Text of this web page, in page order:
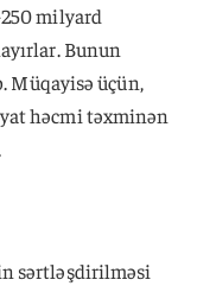
milyard
Bunun
Müqayisə üçün,
həcmi təxminən
sərtləşdirilməsi